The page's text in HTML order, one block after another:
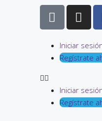
Iniciar
Regístrate
Iniciar
Regístrate